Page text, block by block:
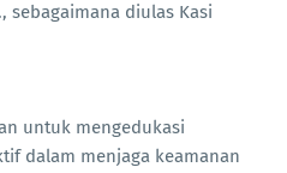
sebagaimana diulas Kasi
untuk mengedukasi
dalam menjaga keamanan